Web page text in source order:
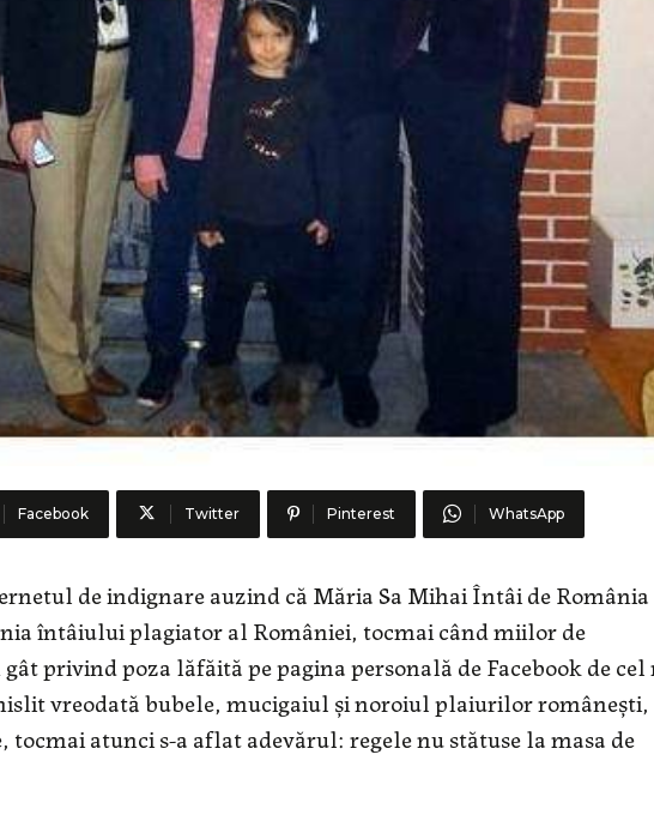
Facebook Twitter Pinterest WhatsApp
de indignare auzind că Măria Sa Mihai Întâi de România
întâiului plagiator al României, tocmai când miilor de
privind poza lăfăită pe pagina personală de Facebook de cel
vreodată bubele, mucigaiul şi noroiul plaiurilor româneşti,
tocmai atunci s-a aflat adevărul: regele nu stătuse la masa de